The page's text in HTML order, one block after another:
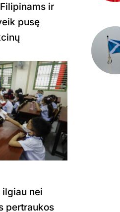
ir
pusę
nei
pertraukos